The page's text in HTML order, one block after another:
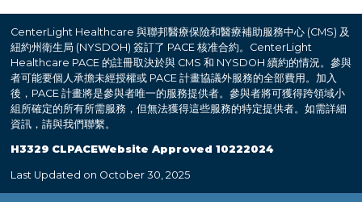
CenterLight Healthcare 與聯邦醫療保險和醫療補助服務中心 (CMS) 及
紐約州衛生局 (NYSDOH) 簽訂了 PACE 核准合約。CenterLight
Healthcare PACE 的註冊取決於與 CMS 和 NYSDOH 續約的情況。參與
者可能要個人承擔未經授權或 PACE 計畫協議外服務的全部費用。加入
後，PACE 計畫將是參與者唯一的服務提供者。參與者將可獲得跨領域小
組所確定的所有所需服務，但無法獲得這些服務的特定提供者。如需詳細
資訊，請與我們聯繫。
H3329 CLPACEWebsite Approved 10222024
Last Updated on October 30, 2025